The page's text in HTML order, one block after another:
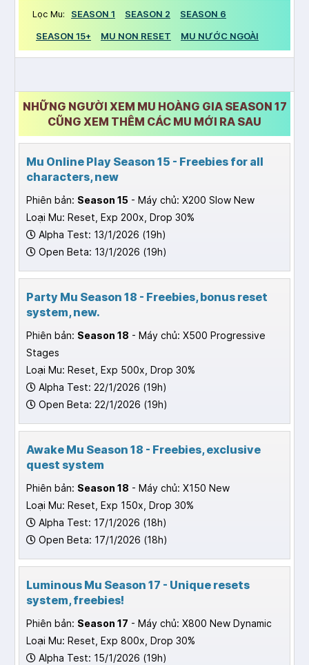
Lọc Mu: SEASON 1 SEASON 2
SEASON 6
SEASON 15+
MU NON RESET MU NƯỚC NGOÀI
NHỮNG NGƯỜI XEM MU HOÀNG GIA SEASON 17
CŨNG XEM THÊM CÁC MU MỚI RA SAU
Mu Online Play Season 15 - Freebies for all
characters, new
Phiên bản: Season 15 - Máy chủ: X200 Slow New
Loại Mu: Reset, Exp 200x, Drop 30%
Alpha Test: 13/1/2026 (19h)
Open Beta: 13/1/2026 (19h)
Party Mu Season 18 - Freebies, bonus reset
system, new.
Phiên bản: Season 18 - Máy chủ: X500 Progressive
Stages
Loại Mu: Reset, Exp 500x, Drop 30%
Alpha Test: 22/1/2026 (19h)
Open Beta: 22/1/2026 (19h)
Awake Mu Season 18 - Freebies, exclusive
quest system
Phiên bản: Season 18 - Máy chủ: X150 New
Loại Mu: Reset, Exp 150x, Drop 30%
Alpha Test: 17/1/2026 (18h)
Open Beta: 17/1/2026 (18h)
Luminous Mu Season 17 - Unique resets
system, freebies!
Phiên bản: Season 17 - Máy chủ: X800 New Dynamic
Loại Mu: Reset, Exp 800x, Drop 30%
Alpha Test: 15/1/2026 (19h)